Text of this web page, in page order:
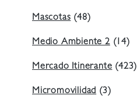
Mascotas (48)
Medio Ambiente 2(14)
Mercado Itinerante (423)
Micromovilidad (3)